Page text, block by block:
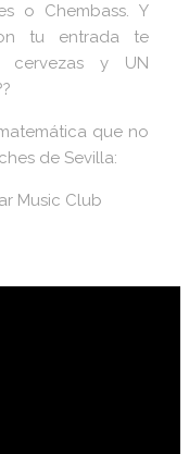
o Chembass. Y
tu entrada te
y UN
que no
de Sevilla:
Music Club